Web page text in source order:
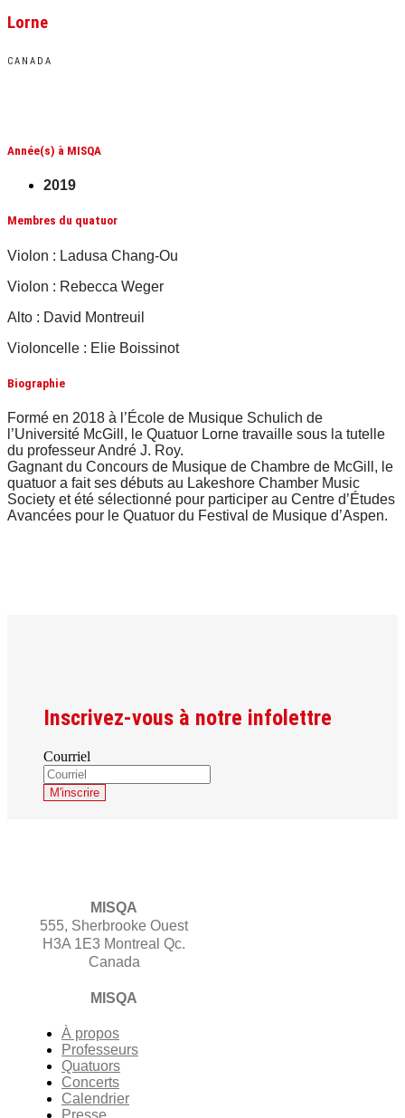
Lorne
CANADA
Année(s) à MISQA
2019
Membres du quatuor
Violon : Ladusa Chang-Ou
Violon : Rebecca Weger
Alto : David Montreuil
Violoncelle : Elie Boissinot
Biographie
Formé en 2018 à l’École de Musique Schulich de
l’Université McGill, le Quatuor Lorne travaille sous la tutelle
du professeur André J. Roy.
Gagnant du Concours de Musique de Chambre de McGill, le
quatuor a fait ses débuts au Lakeshore Chamber Music
Society et été sélectionné pour participer au Centre d’Études
Avancées pour le Quatuor du Festival de Musique d’Aspen.
Inscrivez-vous à notre infolettre
Courriel
MISQA
555, Sherbrooke Ouest
H3A 1E3 Montreal Qc.
Canada
MISQA
À propos
Professeurs
Quatuors
Concerts
Calendrier
Presse